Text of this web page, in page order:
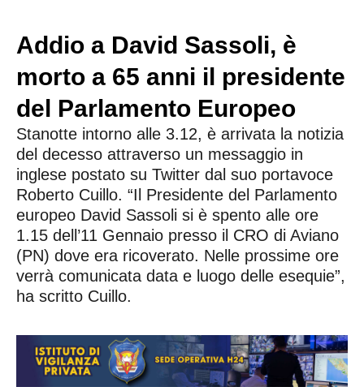
Addio a David Sassoli, è
morto a 65 anni il presidente
del Parlamento Europeo
Stanotte intorno alle 3.12, è arrivata la notizia
del decesso attraverso un messaggio in
inglese postato su Twitter dal suo portavoce
Roberto Cuillo. “Il Presidente del Parlamento
europeo David Sassoli si è spento alle ore
1.15 dell’11 Gennaio presso il CRO di Aviano
(PN) dove era ricoverato. Nelle prossime ore
verrà comunicata data e luogo delle esequie”,
ha scritto Cuillo.